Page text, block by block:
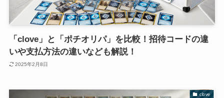
「clove」と「ポチオリパ」を比較！招待コードの違
いや支払方法の違いなども解説！
2025年2月8日
clove